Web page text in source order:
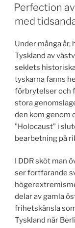
Perfection
med
Under många år,
Tyskland av
seklets
tyskarna fanns
förbrytelser och
stora
den kom genom
”Holocaust” i
bearbetning på
I DDR sköt man
ser fortfarande
delar av gamla
frihetskänsla
Tyskland när